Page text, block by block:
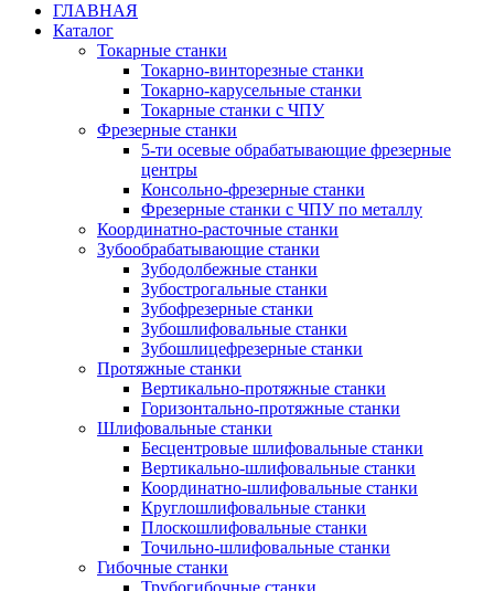
ГЛАВНАЯ
Каталог
Токарные станки
Токарно-винторезные станки
Токарно-карусельные станки
Токарные станки с ЧПУ
Фрезерные станки
5-ти осевые обрабатывающие фрезерные
центры
Консольно-фрезерные станки
Фрезерные станки с ЧПУ по металлу
Координатно-расточные станки
Зубообрабатывающие станки
Зубодолбежные станки
Зубострогальные станки
Зубофрезерные станки
Зубошлифовальные станки
Зубошлицефрезерные станки
Протяжные станки
Вертикально-протяжные станки
Горизонтально-протяжные станки
Шлифовальные станки
Бесцентровые шлифовальные станки
Вертикально-шлифовальные станки
Координатно-шлифовальные станки
Круглошлифовальные станки
Плоскошлифовальные станки
Точильно-шлифовальные станки
Гибочные станки
Трубогибочные станки